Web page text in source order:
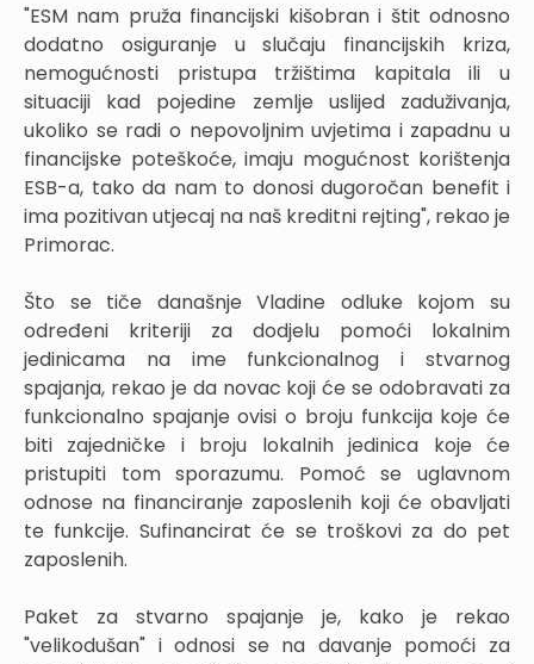
"ESM nam pruža financijski kišobran i štit odnosno
dodatno osiguranje u slučaju financijskih kriza,
nemogućnosti pristupa tržištima kapitala ili u
situaciji kad pojedine zemlje uslijed zaduživanja,
ukoliko se radi o nepovoljnim uvjetima i zapadnu u
financijske poteškoće, imaju mogućnost korištenja
ESB-a, tako da nam to donosi dugoročan benefit i
ima pozitivan utjecaj na naš kreditni rejting", rekao je
Primorac.
Što se tiče današnje Vladine odluke kojom su
određeni kriteriji za dodjelu pomoći lokalnim
jedinicama na ime funkcionalnog i stvarnog
spajanja, rekao je da novac koji će se odobravati za
funkcionalno spajanje ovisi o broju funkcija koje će
biti zajedničke i broju lokalnih jedinica koje će
pristupiti tom sporazumu. Pomoć se uglavnom
odnose na financiranje zaposlenih koji će obavljati
te funkcije. Sufinancirat će se troškovi za do pet
zaposlenih.
Paket za stvarno spajanje je, kako je rekao
"velikodušan" i odnosi se na davanje pomoći za